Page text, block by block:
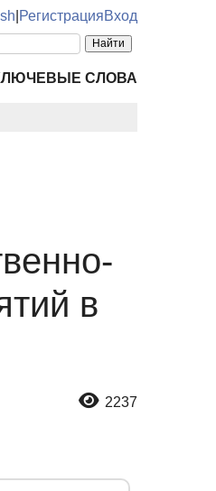
РегистрацияВход
СЛОВА
в
2237